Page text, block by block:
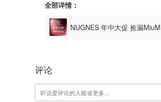
全部详情：
NUGNES 年中大促 捡漏
评论